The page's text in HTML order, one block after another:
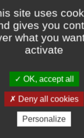
site uses
gives you
what you
activate
OK, accept all
Deny all cookies
Personalize
des
écoles
pour le moment